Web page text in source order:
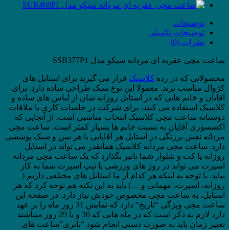
مدل
عددتوضیحات
توضیحات تکمیلی
نظرات (0)
ساعت مچی عقربه ای مردانه سیکو مدل SSB377P1
محصولاتی که در رده کلاسیک قرار می گیرند برای استایل های
کژوال مناسب ترند. معمولا این نوع سبک طراحی ساده دارد. برای
آقایان و خانم هایی که در استایل روزانه شان از لباس های ساده و
کلاسیک استفاده می کنند، برای شرکت در جلسات کاری یا ملاقات
دوستانه ساعت مچی کلاسیک انتخاب مناسبی است. از آنجایی که
اکسسوری آقایان به نسبت خانم ها بسیار کمتر است، ساعت مچی
مردانه نقش پررنگی در استایل هر آقایایی با هر سن و سبک پوششی
دارد. ساعت مچی مردانه کلاسیک همانقدر می تواند در استایل
روزانه یا کت و شلوار شما تاثیر بگذارد که یک ساعت مچی مردانه
اسپرت می تواند در روز های ورزشی یا تیپ اسپرت شما به کار
بیاید. با توجه به اینکه هر کدام از ما استایل های مختلفی داریم (
روزانه، اسپرت، مهمانی و …) باید به این نکته هم توجه کرد که هر
استایل، به ساعت مچی مخصوص خودش نیاز دارد. در صفحه این
ساعت مچی ویژگی “تاریخ” دارد که نمایش 31 روز ماه را بر عهد
دارد لازم به ذکر است که در ماه هایی که 30 و یا 29 روز میباشند
تغییر زمان باید به صورت دستی انجام شود “باتری”ساعت های